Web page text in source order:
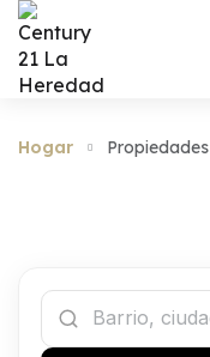
Hogar Propiedades